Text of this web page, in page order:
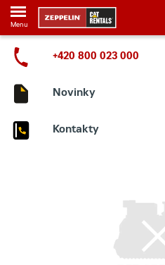
Menu
+420 800 023 000
Novinky
Kontakty